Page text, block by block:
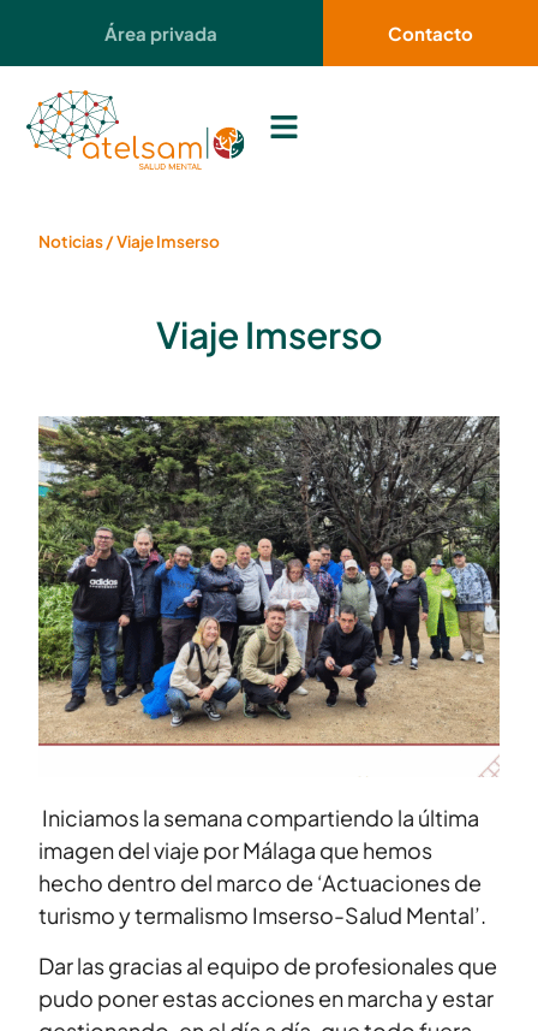
Área privada Contacto
Noticias/Viaje Imserso
Viaje Imserso
Iniciamos la semana compartiendo la última
imagen del viaje por Málaga que hemos
hecho dentro del marco de ‘Actuaciones de
turismo y termalismo Imserso-Salud Mental’.
Dar las gracias al equipo de profesionales que
pudo poner estas acciones en marcha y estar